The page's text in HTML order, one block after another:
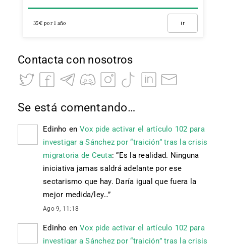
35€ por 1 año Ir
Contacta con nosotros
Se está comentando…
Edinho en Vox pide activar el artículo 102 para
investigar a Sánchez por “traición” tras la crisis
migratoria de Ceuta: “Es la realidad. Ninguna
iniciativa jamas saldrá adelante por ese
sectarismo que hay. Daría igual que fuera la
mejor medida/ley…”
Ago 9, 11:18
Edinho en Vox pide activar el artículo 102 para
investigar a Sánchez por “traición” tras la crisis